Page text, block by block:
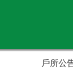
戶所公